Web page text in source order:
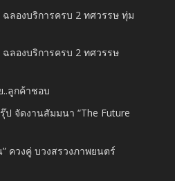
ฉลองบริการครบ 2 ทศวรรษ ทุ่ม
ฉลองบริการครบ 2 ทศวรรษ
..ลูกค้าชอบ
จัดงานสัมมนา “The Future
” ควงคู่ บวงสรวงภาพยนตร์